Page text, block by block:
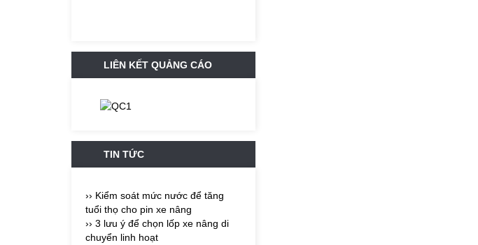
LIÊN KẾT QUẢNG CÁO
TIN TỨC
›› Kiểm soát mức nước để tăng
tuổi thọ cho pin xe nâng
›› 3 lưu ý để chọn lốp xe nâng di
chuyển linh hoạt